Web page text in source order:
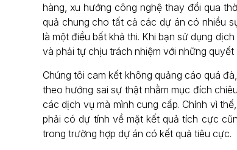
hàng, xu hướng công nghệ thay đổi qua
quả chung cho tất cả các dự án có nhiều
là một điều bất khả thi. Khi bạn sử dụng
và phải tự chịu trách nhiệm với những quyết
Chúng tôi cam kết không quảng cáo quá
theo hướng sai sự thật nhằm mục đích
các dịch vụ mà mình cung cấp. Chính vì
phải có dự tính về mặt kết quả tích cực
trong trường hợp dự án có kết quả tiêu cực.